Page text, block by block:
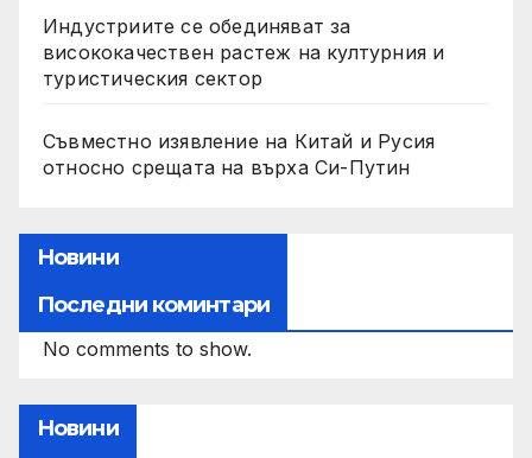
Индустриите се обединяват за
висококачествен растеж на културния и
туристическия сектор
Съвместно изявление на Китай и Русия
относно срещата на върха Си-Путин
Новини
Последни коминтари
No comments to show.
Новини